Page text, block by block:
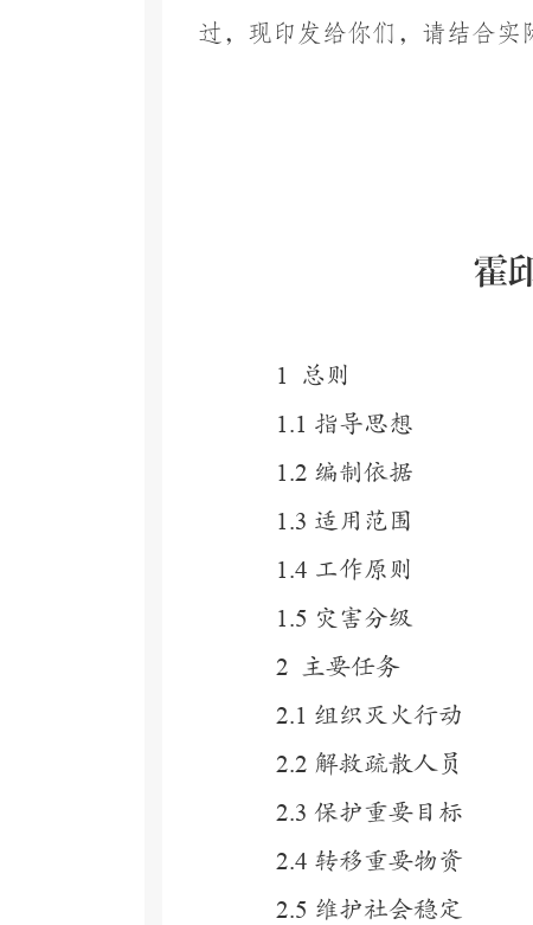
过，现印发给你们，请结合实
霍
1 总则
1.1 指导思想
1.2 编制依据
1.3 适用范围
1.4 工作原则
1.5 灾害分级
2 主要任务
2.1 组织灭火行动
2.2 解救疏散人员
2.3 保护重要目标
2.4 转移重要物资
2.5 维护社会稳定